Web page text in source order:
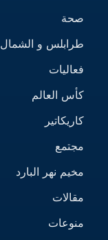
صحة
طرابلس و الشمال
فعاليات
كأس العالم
كاريكاتير
مجتمع
مخيم نهر البارد
مقالات
منوعات